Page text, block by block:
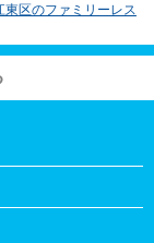
東区のファミリーレス